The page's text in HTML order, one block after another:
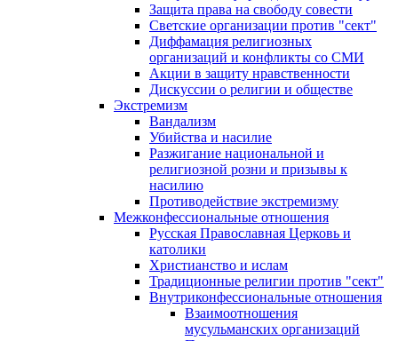
Защита права на свободу совести
Светские организации против "сект"
Диффамация религиозных
организаций и конфликты со СМИ
Акции в защиту нравственности
Дискуссии о религии и обществе
Экстремизм
Вандализм
Убийства и насилие
Разжигание национальной и
религиозной розни и призывы к
насилию
Противодействие экстремизму
Межконфессиональные отношения
Русская Православная Церковь и
католики
Христианство и ислам
Традиционные религии против "сект"
Внутриконфессиональные отношения
Взаимоотношения
мусульманских организаций